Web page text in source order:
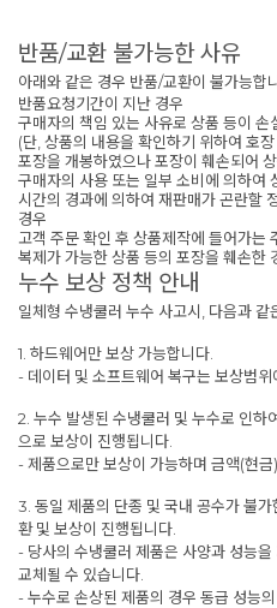
반품/교환 불가능한 사유
아래와 같은 경우 반품/교환이 불가능합
반품요청기간이 지난 경우
구매자의 책임 있는 사유로 상품 등이 손
(단, 상품의 내용을 확인하기 위하여 호
포장을 개봉하였으나 포장이 훼손되어
구매자의 사용 또는 일부 소비에 의하여
시간의 경과에 의하여 재판매가 곤란할
경우
고객 주문 확인 후 상품제작에 들어가는
복제가 가능한 상품 등의 포장을 훼손한
누수 보상 정책 안내
일체형 수냉쿨러 누수 사고시, 다음과 같
1. 하드웨어만 보상 가능합니다.
- 데이터 및 소프트웨어 복구는 보상범위
2. 누수 발생된 수냉쿨러 및 누수로 인하
으로 보상이 진행됩니다.
- 제품으로만 보상이 가능하며 금액(현금
3. 동일 제품의 단종 및 국내 공수가 불
환 및 보상이 진행됩니다.
- 당사의 수냉쿨러 제품은 사양과 성능
교체될 수 있습니다.
- 누수로 손상된 제품의 경우 동급 성능